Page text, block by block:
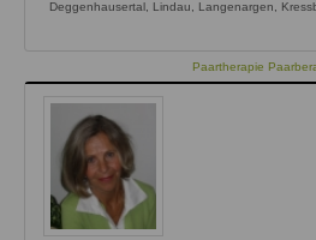
Deggenhausertal, Lindau, Langenargen,
Paartherapie